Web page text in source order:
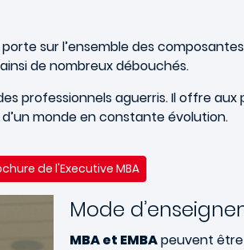
sur l’ensemble des
de nombreux débouchés.
professionnels aguerris. Il offre
monde en constante évolution.
de l'Executive MBA
Mode
MBA et EMBApeuvent être